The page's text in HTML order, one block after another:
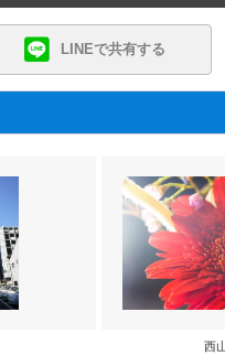
LINEで共有する
西